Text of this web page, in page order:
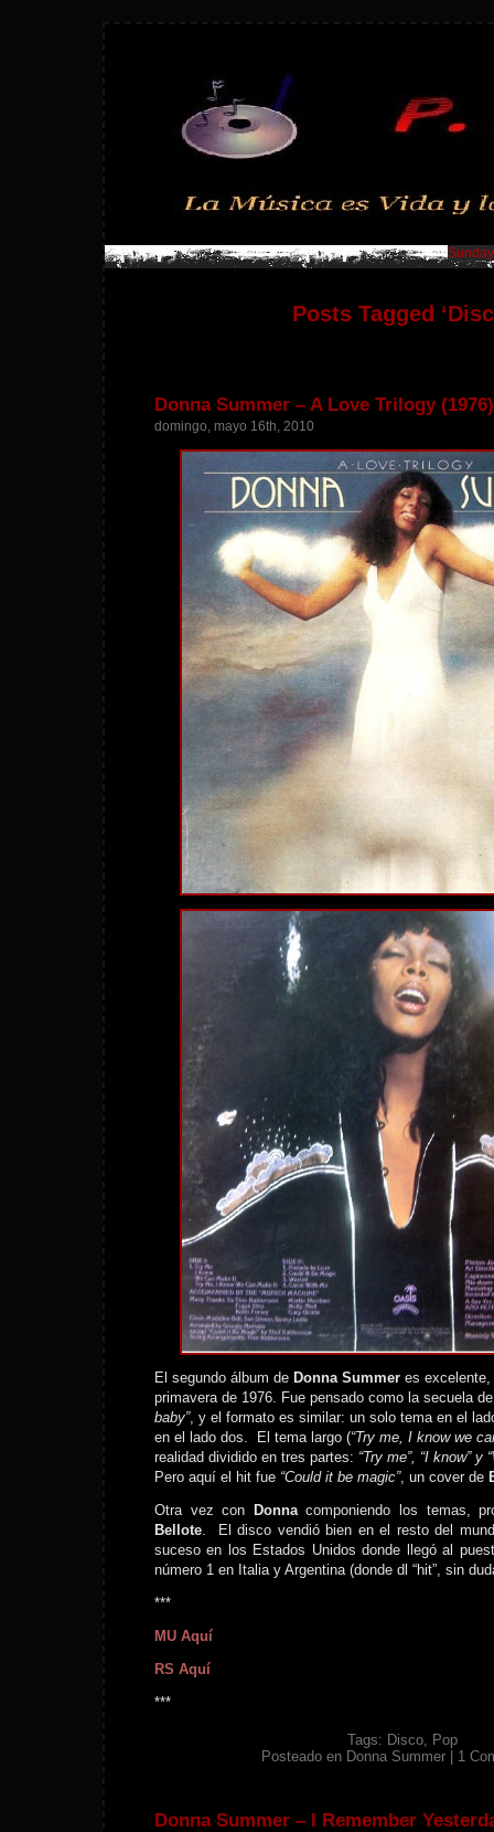
Posts Tagged
Donna Summer – A Love Trilogy (1976)
domingo, mayo 16th, 2010
El segundo álbum de Donna Summer es
primavera de 1976. Fue pensado como la secuela de
baby”, y el formato es similar: un solo tema en el
en el lado dos. El tema largo (“Try me, I know we
realidad dividido en tres partes: “Try me”, “I know” y
Pero aquí el hit fue “Could it be magic”, un cover de
Otra vez con
Donnacomponiendo los temas,
Bellote. El disco vendió bien en el resto del
suceso en los Estados Unidos donde llegó al
número 1 en Italia y Argentina (donde dl “hit”, sin
***
MU Aquí
RS Aquí
***
Tags: Disco, Pop
Posteado en Donna Summer 1
Donna Summer – I Remember